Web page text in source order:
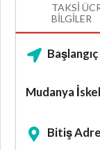
TAKSI
BILGILER
Mudanya
Bitiş